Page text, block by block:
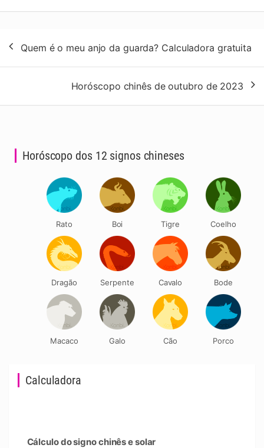
de
artigos
Quem é o meu anjo da guarda? Calculadora gratuita
Horóscopo chinês de outubro de 2023
Calculadora
Cálculo do signo chinês e solar
Horóscopo dos 12 signos chineses
Rato Boi Tigre Coelho
Dragão Serpente Cavalo Bode
Macaco Galo Cão Porco